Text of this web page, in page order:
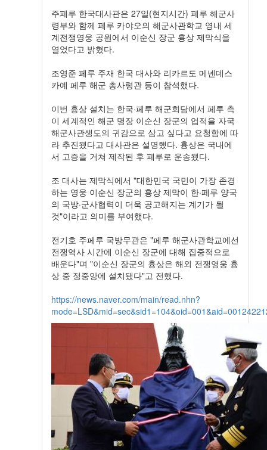
주페루 한국대사관은 27일(현지시간) 페루 해군사
령부와 함께 페루 카야오의 해군사관학교 영내 세
계전쟁영웅 공원에서 이순신 장군 흉상 제막식을
열었다고 밝혔다.
조영준 페루 주재 한국 대사와 리카르도 메넨데스
카예 페루 해군 총사령관 등이 참석했다.
이번 흉상 설치는 한국·페루 해군회담에서 페루 측
이 세계적인 해군 명장 이순신 장군의 업적을 자국
해군사관생도의 귀감으로 삼고 싶다고 요청함에 따
라 추진됐다고 대사관은 설명했다. 흉상은 국내에
서 고증을 거쳐 제작된 후 페루로 운송됐다.
조 대사는 제막식에서 "대한민국 국민이 가장 존경
하는 영웅 이순신 장군의 흉상 제막이 한·페루 양국
의 국방·군사협력이 더욱 공고해지는 계기가 될
것"이라고 의미를 부여했다.
전기호 주페루 국방무관은 "페루 해군사관학교에선
전쟁역사 시간에 이순신 장군에 대해 집중적으로
배운다"며 "이순신 장군의 흉상은 해외 전쟁영웅 흉
상 중 정중앙에 설치됐다"고 전했다.
https://news.naver.com/main/read.nhn?